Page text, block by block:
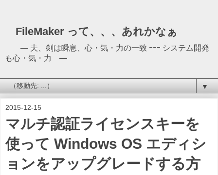
FileMaker って、、、あれかなぁ
― 夫、剣は瞬息、心・気・力の一致 ｰｰｰ システム開発
も心・気・力 ―
▼
2015-12-15
マルチ認証ライセンスキーを
使って Windows OS エディシ
ョンをアップグレードする方